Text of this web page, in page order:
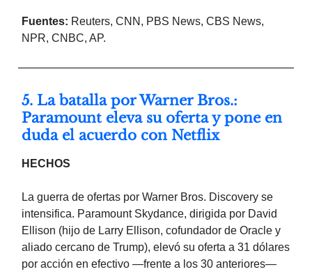
Fuentes: Reuters, CNN, PBS News, CBS News,
NPR, CNBC, AP.
5. La batalla por Warner Bros.:
Paramount eleva su oferta y pone en
duda el acuerdo con Netflix
HECHOS
La guerra de ofertas por Warner Bros. Discovery se
intensifica. Paramount Skydance, dirigida por David
Ellison (hijo de Larry Ellison, cofundador de Oracle y
aliado cercano de Trump), elevó su oferta a 31 dólares
por acción en efectivo —frente a los 30 anteriores—